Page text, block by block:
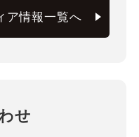
ア情報一覧へ
せ